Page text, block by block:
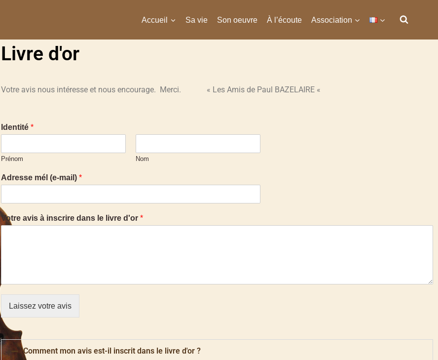
Accueil Sa vie Son oeuvre À l’écoute Association
Livre d'or
Votre avis nous intéresse et nous encourage. Merci. « Les Amis de Paul BAZELAIRE «
Identité *
Prénom Nom
Adresse mél (e-mail) *
Votre avis à inscrire dans le livre d'or *
Laissez votre avis
Comment mon avis est-il inscrit dans le livre d'or ?